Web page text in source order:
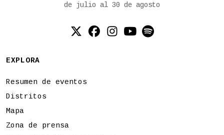
de julio al 30 de agosto
Twitter (X)
Facebook
Instagram
YouTube
Spotify
EXPLORA
Resumen de eventos
Distritos
Mapa
Zona de prensa